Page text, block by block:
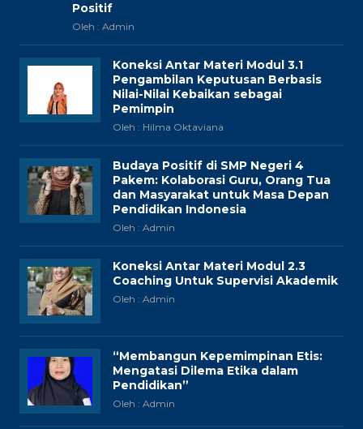
Positif
Oleh : Admin
Koneksi Antar Materi Modul 3.1
Pengambilan Keputusan Berbasis
Nilai-Nilai Kebaikan sebagai
Pemimpin
Oleh : Hilma Oktaviana
Budaya Positif di SMP Negeri 4
Pakem: Kolaborasi Guru, Orang Tua
dan Masyarakat untuk Masa Depan
Pendidikan Indonesia
Oleh : Admin
Koneksi Antar Materi Modul 2.3
Coaching Untuk Supervisi Akademik
Oleh : Admin
“Membangun Kepemimpinan Etis:
Mengatasi Dilema Etika dalam
Pendidikan”
Oleh : Admin